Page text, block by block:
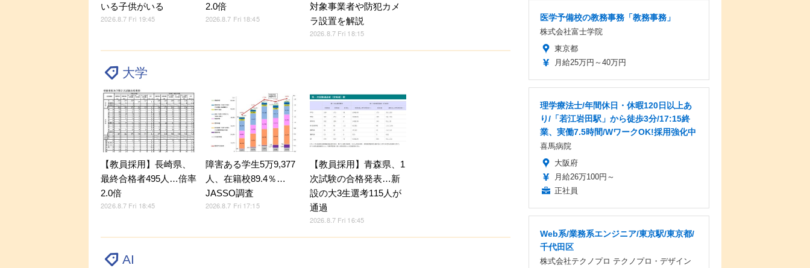
いる子供がいる
2026.8.7 Fri 19:45
2.0倍
2026.8.7 Fri 18:45
対象事業者や防犯カメ
ラ設置を解説
2026.8.7 Fri 18:15
大学
【教員採用】長崎県、
最終合格者495人…倍率
2.0倍
2026.8.7 Fri 18:45
障害ある学生5万9,377
人、在籍校89.4％…
JASSO調査
2026.8.7 Fri 17:15
【教員採用】青森県、1
次試験の合格発表…新
設の大3生選考115人が
通過
2026.8.7 Fri 16:45
AI
医学予備校の教務事務「教務事務」
株式会社富士学院
東京都
月給25万円～40万円
理学療法士/年間休日・休暇120日以上あ
り/「若江岩田駅」から徒歩3分/17:15終
業、実働7.5時間/WワークOK!採用強化中
喜馬病院
大阪府
月給26万100円～
正社員
Web系/業務系エンジニア/東京駅/東京都/
千代田区
株式会社テクノプロ テクノプロ・デザイン